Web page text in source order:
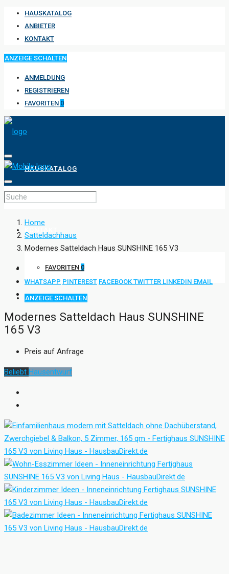
HAUSKATALOG
ANBIETER
KONTAKT
ANZEIGE SCHALTEN
ANMELDUNG
REGISTRIEREN
FAVORITEN 0
HAUSKATALOG
ANBIETER
FAVORITEN 0
ANZEIGE SCHALTEN
Home
Satteldachhaus
Modernes Satteldach Haus SUNSHINE 165 V3
WHATSAPP PINTEREST FACEBOOK TWITTER LINKEDIN EMAIL
Modernes Satteldach Haus SUNSHINE
165 V3
Preis auf Anfrage
Beliebt Hausentwurf